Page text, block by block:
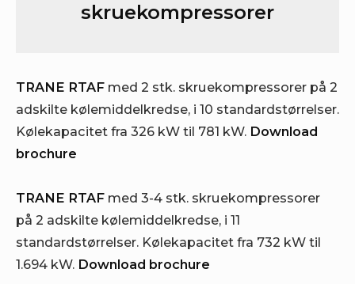
skruekompressorer
TRANE RTAF med 2 stk. skruekompressorer på 2
adskilte kølemiddelkredse, i 10 standardstørrelser.
Kølekapacitet fra 326 kW til 781 kW. Download
brochure
TRANE RTAF med 3-4 stk. skruekompressorer
på 2 adskilte kølemiddelkredse, i 11
standardstørrelser. Kølekapacitet fra 732 kW til
1.694 kW. Download brochure